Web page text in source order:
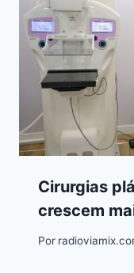
Cirurgias
crescem
Por